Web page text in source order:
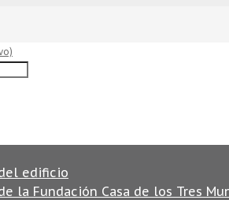
edificio
la Fundación Casa de los Tres